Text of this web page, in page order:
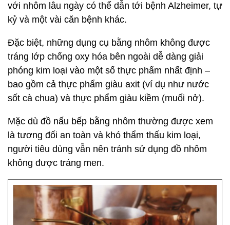
với nhôm lâu ngày có thể dẫn tới bệnh Alzheimer, tự
kỷ và một vài căn bệnh khác.
Đặc biệt, những dụng cụ bằng nhôm không được
tráng lớp chống oxy hóa bên ngoài dễ dàng giải
phóng kim loại vào một số thực phẩm nhất định –
bao gồm cả thực phẩm giàu axit (ví dụ như nước
sốt cà chua) và thực phẩm giàu kiềm (muối nở).
Mặc dù đồ nấu bếp bằng nhôm thường được xem
là tương đối an toàn và khó thẩm thấu kim loại,
người tiêu dùng vẫn nên tránh sử dụng đồ nhôm
không được tráng men.